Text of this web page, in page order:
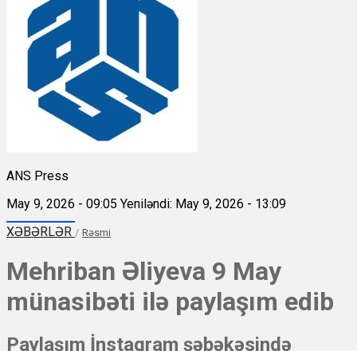
ANS Press
May 9, 2026 - 09:05 Yeniləndi: May 9, 2026 - 13:09
XƏBƏRLƏR / Rəsmi
Mehriban Əliyeva 9 May
münasibəti ilə paylaşım edib
Paylaşım İnstagram şəbəkəsində